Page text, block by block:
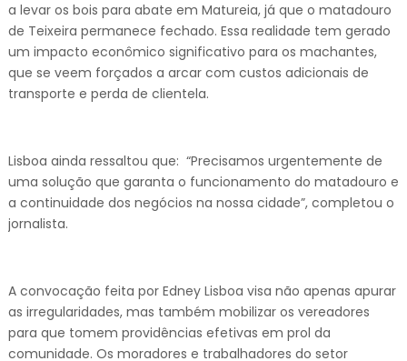
a levar os bois para abate em Matureia, já que o matadouro
de Teixeira permanece fechado. Essa realidade tem gerado
um impacto econômico significativo para os machantes,
que se veem forçados a arcar com custos adicionais de
transporte e perda de clientela.
Lisboa ainda ressaltou que: “Precisamos urgentemente de
uma solução que garanta o funcionamento do matadouro e
a continuidade dos negócios na nossa cidade”, completou o
jornalista.
A convocação feita por Edney Lisboa visa não apenas apurar
as irregularidades, mas também mobilizar os vereadores
para que tomem providências efetivas em prol da
comunidade. Os moradores e trabalhadores do setor